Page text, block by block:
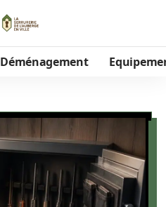
Déménagement